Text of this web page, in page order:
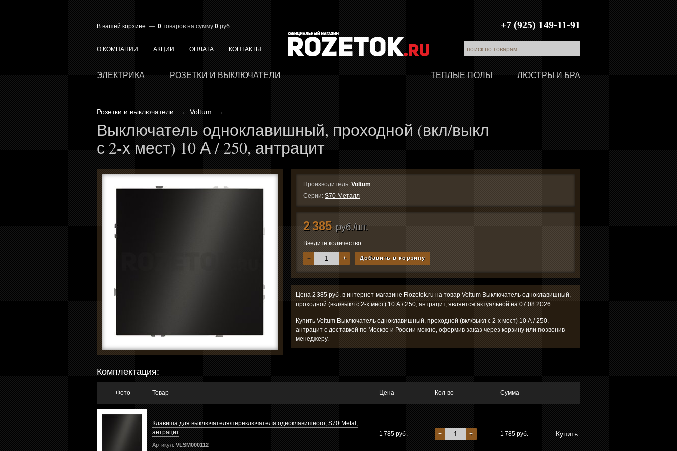
В вашей корзине — 0 товаров на сумму 0 руб. +7 (925) 149-11-91
О КОМПАНИИ АКЦИИ ОПЛАТА КОНТАКТЫ
ЭЛЕКТРИКА РОЗЕТКИ И ВЫКЛЮЧАТЕЛИ ЛЮСТРЫ И БРА
ТЕПЛЫЕ ПОЛЫ
Розетки и выключатели → Voltum →
Выключатель одноклавишный, проходной (вкл/выкл
с 2-х мест) 10 А / 250, антрацит
Производитель: Voltum
Серии: S70 Металл
2 385 руб./шт.
Введите количество:
− + Добавить в корзину
Цена 2 385 руб. в интернет-магазине Rozetok.ru на товар Voltum Выключатель одноклавишный,
проходной (вкл/выкл с 2-х мест) 10 А / 250, антрацит, является актуальной на 07.08.2026.
Купить Voltum Выключатель одноклавишный, проходной (вкл/выкл с 2-х мест) 10 А / 250,
антрацит с доставкой по Москве и России можно, оформив заказ через корзину или позвонив
менеджеру.
Комплектация:
Фото Товар Цена Кол-во Сумма
Клавиша для выключателя/переключателя одноклавишного, S70 Metal,
антрацит
Артикул: VLSM000112
1 785 руб. − + 1 785 руб. Купить